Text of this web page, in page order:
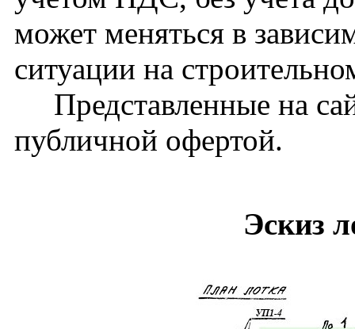
может меняться в
ситуации на
Представленные на
публичной офертой.
Эскиз